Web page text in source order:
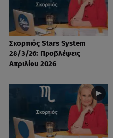
Σκορπιός Stars System
28/3/26: Προβλέψεις
Απριλίου 2026